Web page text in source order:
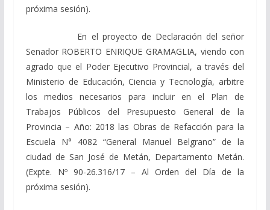
próxima sesión).
En el proyecto de Declaración del señor
Senador ROBERTO ENRIQUE GRAMAGLIA, viendo con
agrado que el Poder Ejecutivo Provincial, a través del
Ministerio de Educación, Ciencia y Tecnología, arbitre
los medios necesarios para incluir en el Plan de
Trabajos Públicos del Presupuesto General de la
Provincia – Año: 2018 las Obras de Refacción para la
Escuela N° 4082 “General Manuel Belgrano” de la
ciudad de San José de Metán, Departamento Metán.
(Expte. Nº 90-26.316/17 – Al Orden del Día de la
próxima sesión).